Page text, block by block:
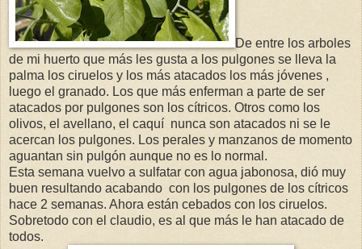
De entre los arboles
de mi huerto que más les gusta a los pulgones se lleva la
palma los ciruelos y los más atacados los más jóvenes ,
luego el granado. Los que más enferman a parte de ser
atacados por pulgones son los cítricos. Otros como los
olivos, el avellano, el caquí nunca son atacados ni se le
acercan los pulgones. Los perales y manzanos de momento
aguantan sin pulgón aunque no es lo normal.
Esta semana vuelvo a sulfatar con agua jabonosa, dió muy
buen resultando acabando con los pulgones de los cítricos
hace 2 semanas. Ahora están cebados con los ciruelos.
Sobretodo con el claudio, es al que más le han atacado de
todos.